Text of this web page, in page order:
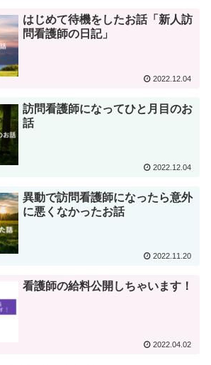
はじめて待機をしたお話「新人訪
問看護師の日記」
2022.12.04
訪問看護師になってひと月目のお
話
2022.12.04
異動で訪問看護師になったら意外
に悪くなかったお話
2022.11.20
看護師の給料公開しちゃいます！
2022.04.02